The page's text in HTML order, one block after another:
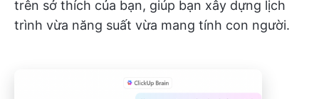
trên sở thích của bạn, giúp bạn xây dựng lịch
trình vừa năng suất vừa mang tính con người.